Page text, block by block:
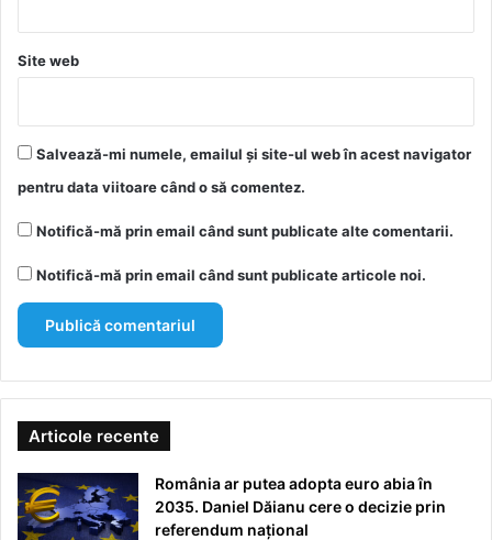
Site web
Salvează-mi numele, emailul și site-ul web în acest navigator
pentru data viitoare când o să comentez.
Notifică-mă prin email când sunt publicate alte comentarii.
Notifică-mă prin email când sunt publicate articole noi.
Articole recente
România ar putea adopta euro abia în
2035. Daniel Dăianu cere o decizie prin
referendum național